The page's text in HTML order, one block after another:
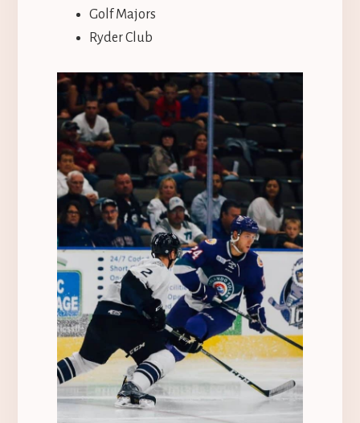
Golf Majors
Ryder Club